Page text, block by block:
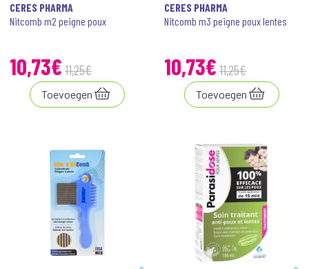
CERES PHARMA
Nitcomb m2 peigne poux
10,73€ 11,25€
Toevoegen
CERES PHARMA
Nitcomb m3 peigne poux lentes
10,73€ 11,25€
Toevoegen